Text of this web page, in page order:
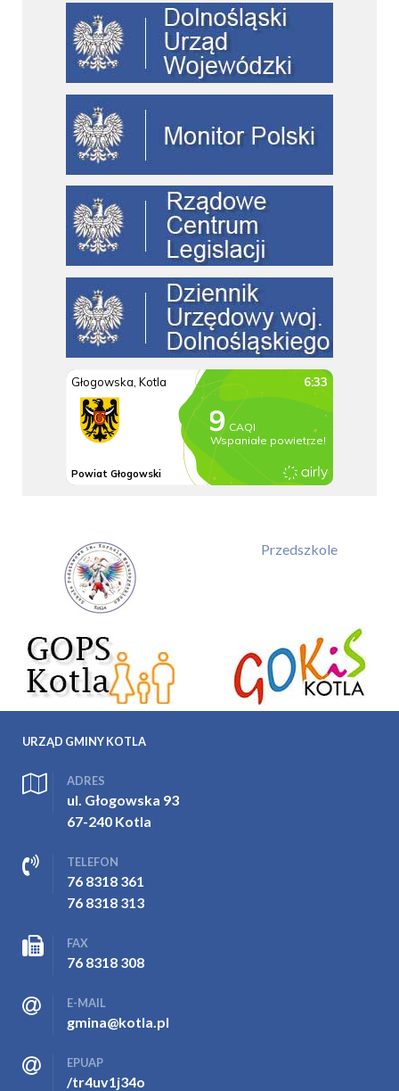
Przedszkole
URZĄD GMINY KOTLA
ADRES
ul. Głogowska 93
67-240 Kotla
TELEFON
76 8318 361
76 8318 313
FAX
76 8318 308
E-MAIL
gmina@kotla.pl
EPUAP
/tr4uv1j34o